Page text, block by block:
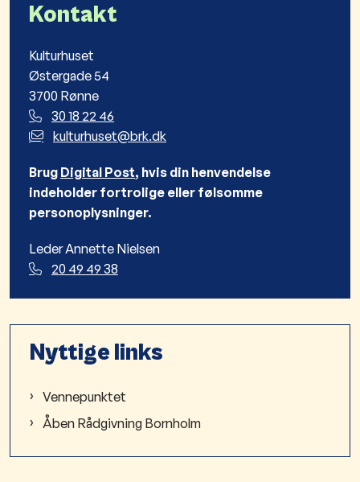
Kontakt
Kulturhuset
Østergade 54
3700 Rønne
30 18 22 46
kulturhuset@brk.dk
Brug Digital Post, hvis din henvendelse
indeholder fortrolige eller følsomme
personoplysninger.
Leder Annette Nielsen
20 49 49 38
Nyttige links
Vennepunktet
Åben Rådgivning Bornholm